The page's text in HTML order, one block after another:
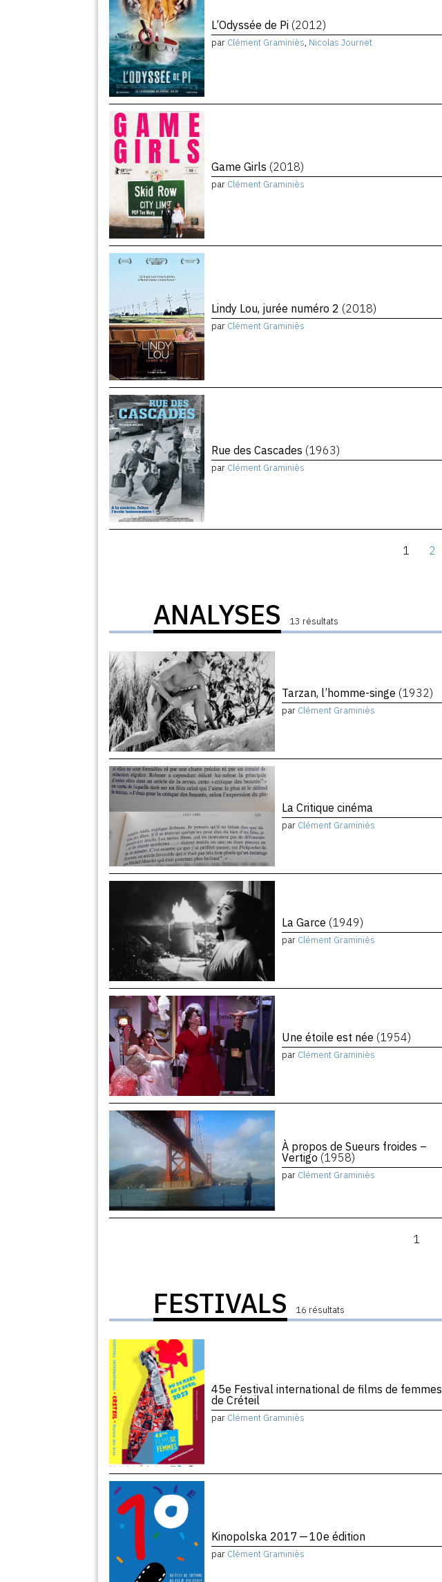
L’Odyssée de Pi (2012)
par Clément Graminiès, Nicolas Journet
Game Girls (2018)
par Clément Graminiès
Lindy Lou, jurée numéro 2 (2018)
par Clément Graminiès
Rue des Cascades (1963)
par Clément Graminiès
1 2
ANALYSES 13 résultats
Tarzan, l’homme-singe (1932)
par Clément Graminiès
La Critique cinéma
par Clément Graminiès
La Garce (1949)
par Clément Graminiès
Une étoile est née (1954)
par Clément Graminiès
À propos de Sueurs froides –
Vertigo (1958)
par Clément Graminiès
1
FESTIVALS 16 résultats
45e Festival international de films de femmes
de Créteil
par Clément Graminiès
Kinopolska 2017 — 10e édition
par Clément Graminiès